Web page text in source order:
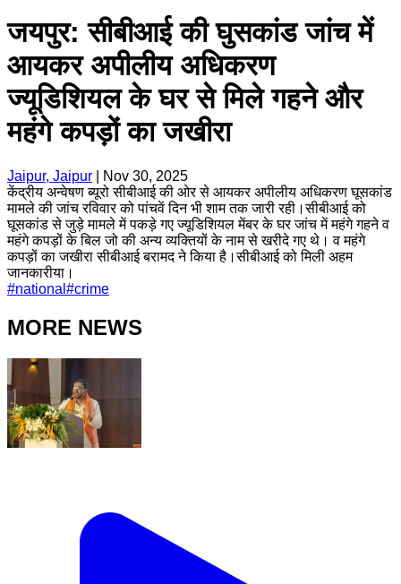
जयपुर: सीबीआई की घुसकांड जांच में
आयकर अपीलीय अधिकरण
ज्यूडिशियल के घर से मिले गहने और
महंगे कपड़ों का जखीरा
Jaipur, Jaipur
Nov 30, 2025
केंद्रीय अन्वेषण ब्यूरो सीबीआई की ओर से आयकर अपीलीय अधिकरण घूसकांड
मामले की जांच रविवार को पांचवें दिन भी शाम तक जारी रही।सीबीआई को
घूसकांड से जुड़े मामले में पकड़े गए ज्यूडिशियल मेंबर के घर जांच में महंगे गहने व
महंगे कपड़ों के बिल जो की अन्य व्यक्तियों के नाम से खरीदे गए थे। व महंगे
कपड़ों का जखीरा सीबीआई बरामद ने किया है।सीबीआई को मिली अहम
जानकारीया।
#national #crime
MORE NEWS